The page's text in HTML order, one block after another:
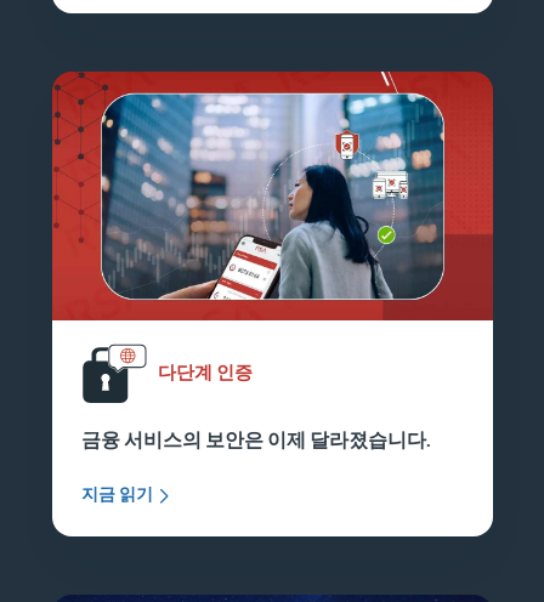
다단계 인증
금융 서비스의 보안은 이제 달라졌습니다.
지금 읽기